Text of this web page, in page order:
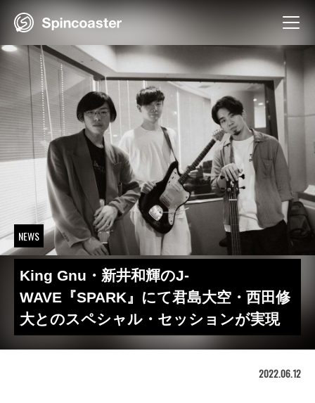
NEWS
King Gnu・新井和輝のJ-
WAVE『SPARK』にて君島大空・西田修
大とのスペシャル・セッションが実現
2022.06.12